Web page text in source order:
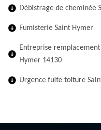
Débistrage de cheminée
Fumisterie Saint Hymer
Entreprise
Hymer 14130
Urgence fuite toiture